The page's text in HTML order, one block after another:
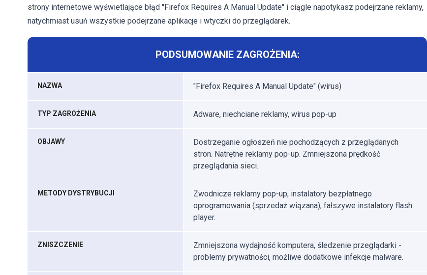
strony internetowe wyświetlające błąd "Firefox Requires A Manual Update" i ciągle napotykasz podejrzane reklamy,
natychmiast usuń wszystkie podejrzane aplikacje i wtyczki do przeglądarek.
PODSUMOWANIE ZAGROŻENIA:
NAZWA "Firefox Requires A Manual Update" (wirus)
TYP ZAGROŻENIA Adware, niechciane reklamy, wirus pop-up
OBJAWY
Dostrzeganie ogłoszeń nie pochodzących z przeglądanych
stron. Natrętne reklamy pop-up. Zmniejszona prędkość
przeglądania sieci.
METODY DYSTRYBUCJI
Zwodnicze reklamy pop-up, instalatory bezpłatnego
oprogramowania (sprzedaż wiązana), fałszywe instalatory flash
player.
ZNISZCZENIE
Zmniejszona wydajność komputera, śledzenie przeglądarki -
problemy prywatności, możliwe dodatkowe infekcje malware.